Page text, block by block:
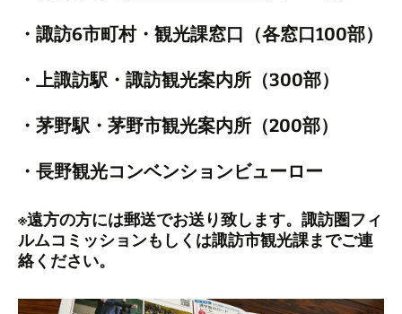
・諏訪6市町村・観光課窓口（各窓口100部）
・上諏訪駅・諏訪観光案内所（300部）
・茅野駅・茅野市観光案内所（200部）
・長野観光コンベンションビューロー
※遠方の方には郵送でお送り致します。諏訪圏フィ
ルムコミッションもしくは諏訪市観光課までご連
絡ください。